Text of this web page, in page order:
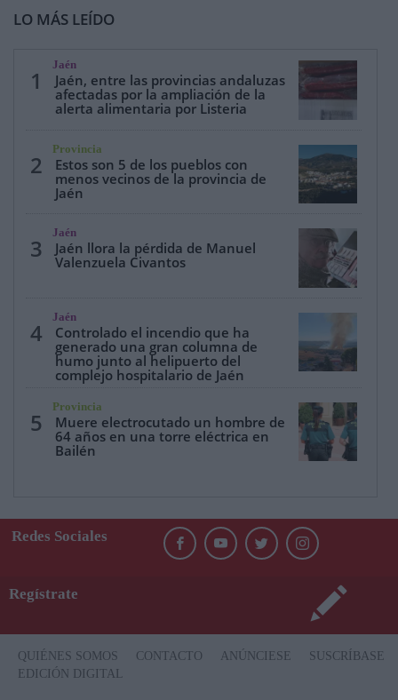
LO MÁS LEÍDO
1
Jaén
Jaén, entre las provincias andaluzas
afectadas por la ampliación de la
alerta alimentaria por Listeria
2
Provincia
Estos son 5 de los pueblos con
menos vecinos de la provincia de
Jaén
3
Jaén
Jaén llora la pérdida de Manuel
Valenzuela Civantos
4
Jaén
Controlado el incendio que ha
generado una gran columna de
humo junto al helipuerto del
complejo hospitalario de Jaén
5
Provincia
Muere electrocutado un hombre de
64 años en una torre eléctrica en
Bailén
Redes Sociales
Regístrate
QUIÉNES SOMOS CONTACTO ANÚNCIESE
SUSCRÍBASE
EDICIÓN DIGITAL